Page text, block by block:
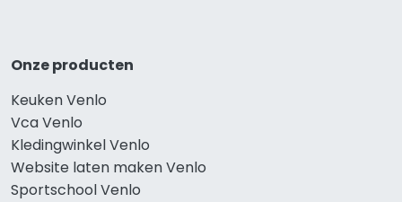
Onze producten
Keuken Venlo
Vca Venlo
Kledingwinkel Venlo
Website laten maken Venlo
Sportschool Venlo